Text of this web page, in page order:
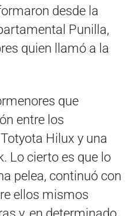
desde la
Punilla,
quien llamó a la
que
entre los
Hilux y una
Lo cierto es que lo
pelea, continuó con
ellos mismos